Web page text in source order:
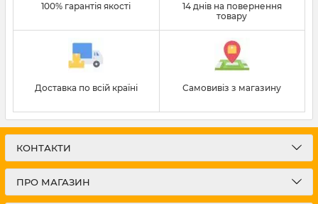
100% гарантія якості
14 днів на повернення
товару
Доставка по всій країні Самовивіз з магазину
КОНТАКТИ
ПРО МАГАЗИН